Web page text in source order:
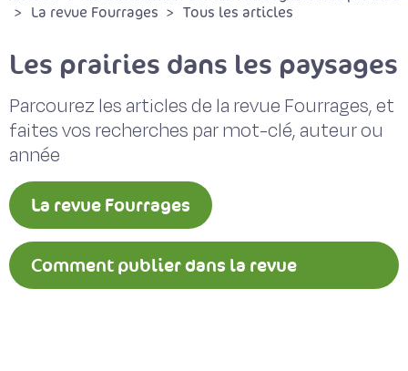
La revue Fourrages
Tous les articles
Les prairies dans les paysages
Parcourez les articles de la revue Fourrages, et
faites vos recherches par mot-clé, auteur ou
année
La revue Fourrages
Comment publier dans la revue